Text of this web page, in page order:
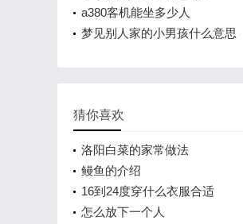
a380客机能坐多少人
梦见别人家的小男孩什么意思
猜你喜欢
洛阳白菜的家常做法
鳗鱼的介绍
16到24度穿什么衣服合适
怎么放下一个人